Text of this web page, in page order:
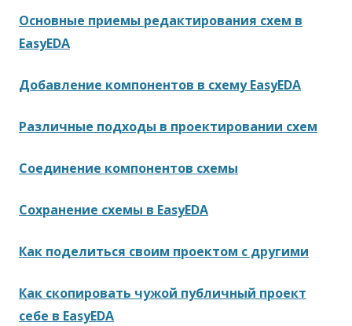
Основные приемы редактирования схем в
EasyEDA
Добавление компонентов в схему EasyEDA
Различные подходы в проектировании схем
Соединение компонентов схемы
Сохранение схемы в EasyEDA
Как поделиться своим проектом с другими
Как скопировать чужой публичный проект
себе в EasyEDA